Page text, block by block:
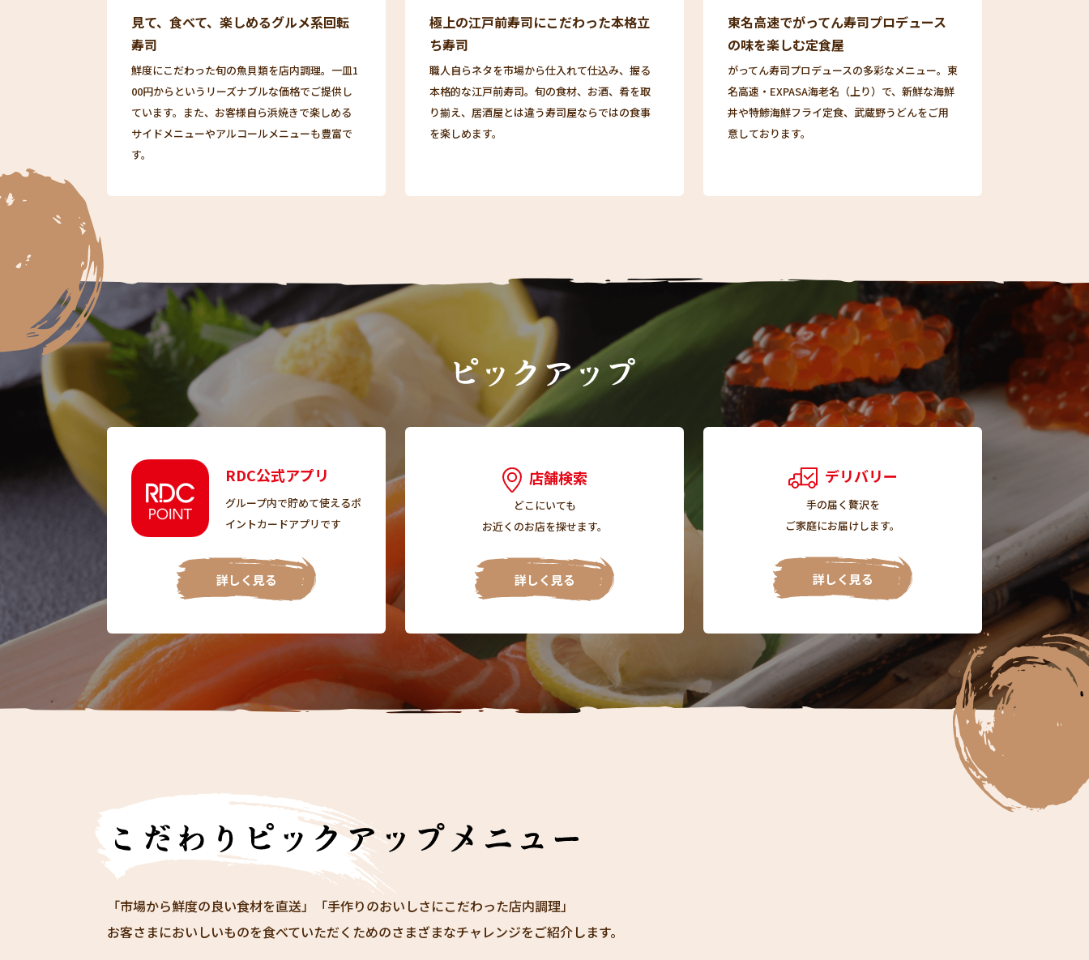
見て、食べて、楽しめるグルメ系回転
寿司
鮮度にこだわった旬の魚貝類を店内調理。一皿1
00円からというリーズナブルな価格でご提供し
ています。また、お客様自ら浜焼きで楽しめる
サイドメニューやアルコールメニューも豊富で
す。
極上の江戸前寿司にこだわった本格立
ち寿司
職人自らネタを市場から仕入れて仕込み、握る
本格的な江戸前寿司。旬の食材、お酒、肴を取
り揃え、居酒屋とは違う寿司屋ならではの食事
を楽しめます。
東名高速でがってん寿司プロデュース
の味を楽しむ定食屋
がってん寿司プロデュースの多彩なメニュー。東
名高速・EXPASA海老名（上り）で、新鮮な海鮮
丼や特鯵海鮮フライ定食、武蔵野うどんをご用
意しております。
RDC公式アプリ
グループ内で貯めて使えるポ
イントカードアプリです
詳しく見る
店舗検索
どこにいても
お近くのお店を探せます。
詳しく見る
デリバリー
手の届く贅沢を
ご家庭にお届けします。
詳しく見る
「市場から鮮度の良い食材を直送」「手作りのおいしさにこだわった店内調理」
お客さまにおいしいものを食べていただくためのさまざまなチャレンジをご紹介します。